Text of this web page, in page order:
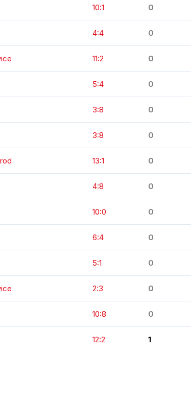
10:1 0
4:4 0
11:2 0
5:4 0
3:8 0
3:8 0
13:1 0
4:8 0
10:0 0
6:4 0
5:1 0
2:3 0
10:8 0
12:2 1